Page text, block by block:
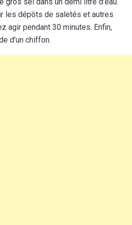
les dépôts de saletés et autres
agir pendant 30 minutes. Enfin,
d’un chiffon.